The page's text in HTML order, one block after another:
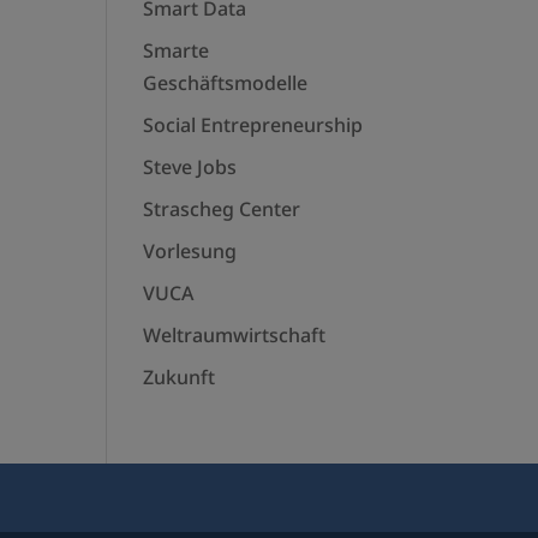
Smart Data
Smarte
Geschäftsmodelle
Social Entrepreneurship
Steve Jobs
Strascheg Center
Vorlesung
VUCA
Weltraumwirtschaft
Zukunft